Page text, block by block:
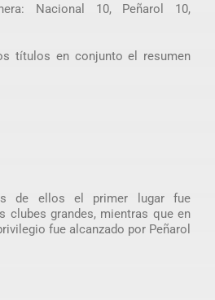
Nacional 10, Peñarol 10,
títulos en conjunto el resumen
de ellos el primer lugar fue
clubes grandes, mientras que en
fue alcanzado por Peñarol